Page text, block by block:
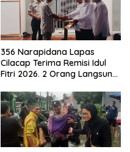
356 Narapidana Lapas
Cilacap Terima Remisi Idul
Fitri 2026. 2 Orang Langsung